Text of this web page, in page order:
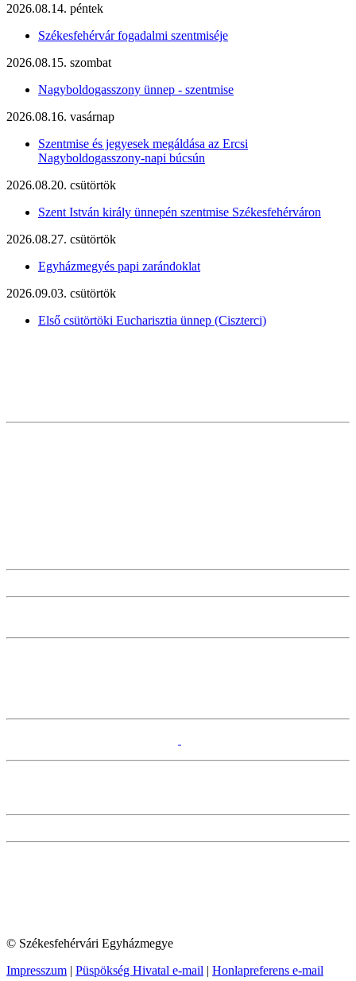
2026.08.14. péntek
Székesfehérvár fogadalmi szentmiséje
2026.08.15. szombat
Nagyboldogasszony ünnep - szentmise
2026.08.16. vasárnap
Szentmise és jegyesek megáldása az Ercsi
Nagyboldogasszony-napi búcsún
2026.08.20. csütörtök
Szent István király ünnepén szentmise Székesfehérváron
2026.08.27. csütörtök
Egyházmegyés papi zarándoklat
2026.09.03. csütörtök
Első csütörtöki Eucharisztia ünnep (Ciszterci)
© Székesfehérvári Egyházmegye
Impresszum | Püspökség Hivatal e-mail | Honlapreferens e-mail